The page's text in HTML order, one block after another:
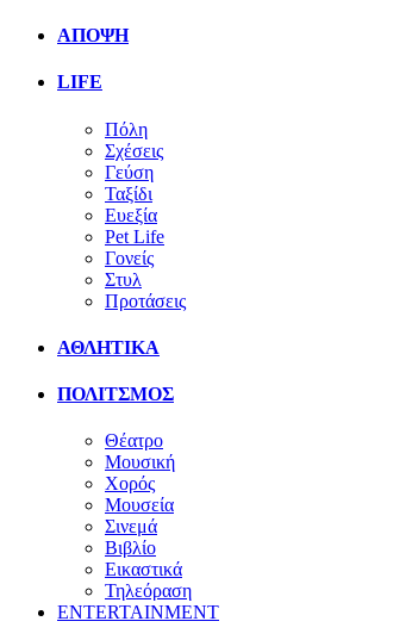
ΑΠΟΨΗ
LIFE
Πόλη
Σχέσεις
Γεύση
Ταξίδι
Ευεξία
Pet Life
Γονείς
Στυλ
Προτάσεις
ΑΘΛΗΤΙΚΑ
ΠΟΛΙΤΣΜΟΣ
Θέατρο
Μουσική
Χορός
Μουσεία
Σινεμά
Βιβλίο
Εικαστικά
Τηλεόραση
ENTERTAINMENT